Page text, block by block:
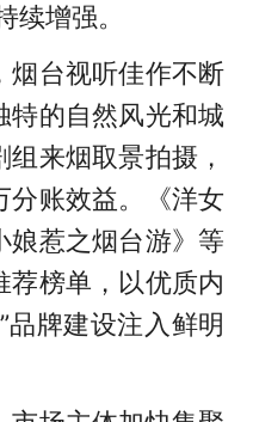
续增强。
烟台视听佳作不断
特的自然风光和城
来烟取景拍摄，
分账效益。《洋女
娘惹之烟台游》等
荐榜单，以优质内
品牌建设注入鲜明